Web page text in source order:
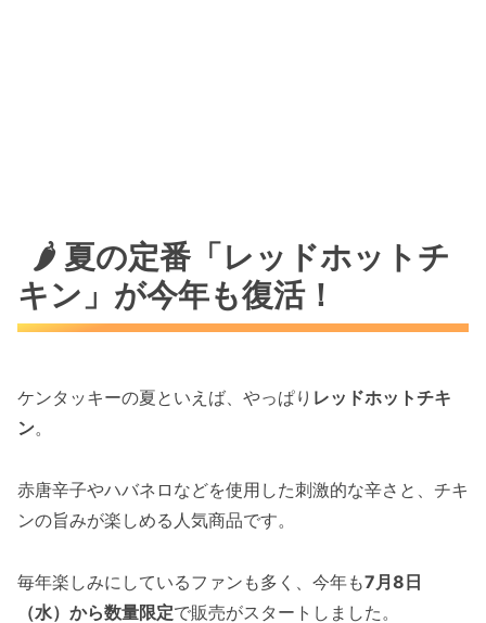
⚽ RED LOCK 選抜メンバー
⚽ GREEN LOCK 選抜メンバー
X参加型キャンペーン
🥔カルビーの人気ポテトチップス
【いい日】人気記事のご紹介
7/10(金)～ハッピーセットおもちゃまとめ
モスバーガー×たまごっちコラボ👜予約ス
🌶️ 夏の定番「レッドホットチ
キン」が今年も復活！
ケンタッキーの夏といえば、やっぱり レッドホットチキ
ン。
赤唐辛子やハバネロなどを使用した刺激的な辛さと、チキ
ンの旨みが楽しめる人気商品です。
毎年楽しみにしているファンも多く、今年も7月8日
（水）から数量限定で販売がスタートしました。